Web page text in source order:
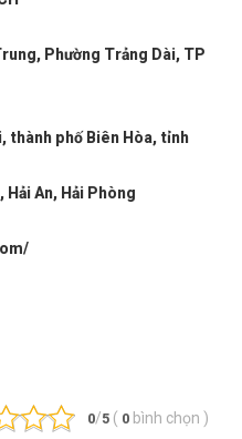
Phường Trảng Dài, TP
thành phố Biên Hòa, tỉnh
Hải An, Hải Phòng
0/5 ( 0 bình chọn )